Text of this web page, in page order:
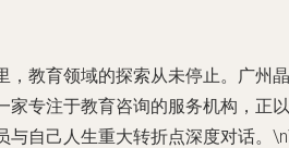
，教育领域的探索从未停止。广州晶
家专注于教育咨询的服务机构，正以
与自己人生重大转折点深度对话。